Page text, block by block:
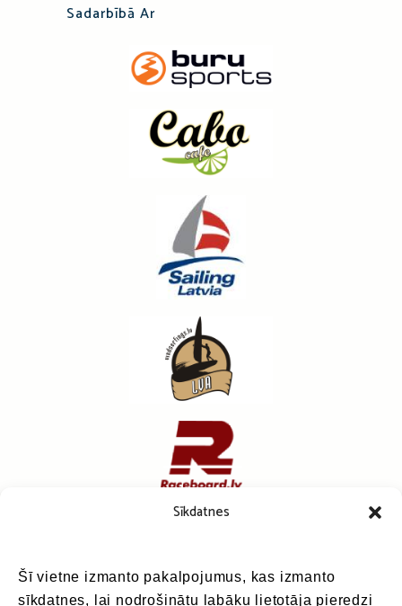
Sīkdatnes
Šī vietne izmanto pakalpojumus, kas izmanto
sīkdatnes, lai nodrošinātu labāku lietotāja pieredzi
Sadarbībā Ar